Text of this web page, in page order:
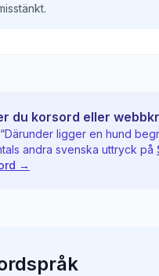
du korsord eller
Därunder ligger en hund
andra svenska uttryck på
→